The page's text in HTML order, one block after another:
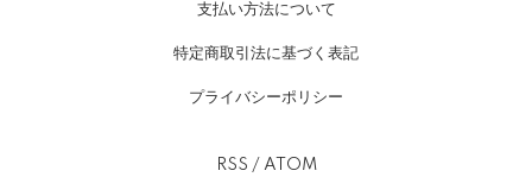
支払い方法について
特定商取引法に基づく表記
プライバシーポリシー
RSS / ATOM